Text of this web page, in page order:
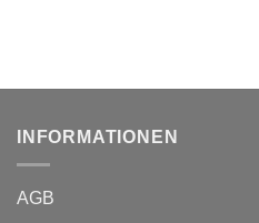
INFORMATIONEN
AGB